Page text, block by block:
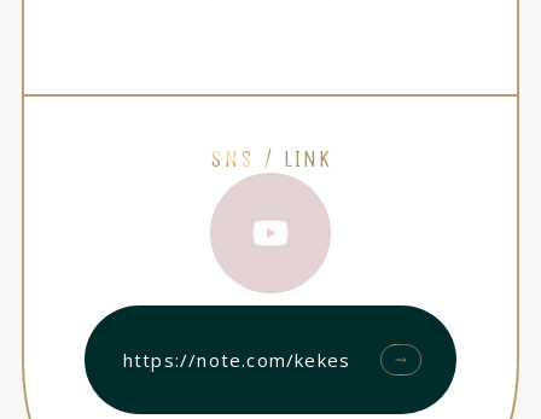
SNS / LINK
https://note.com/kekes